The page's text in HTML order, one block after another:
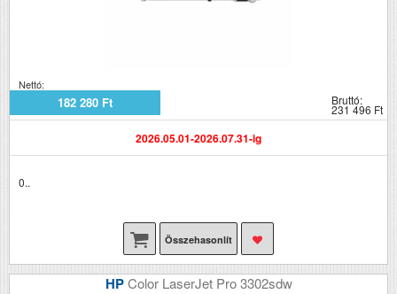
Nettó:
182 280 Ft Bruttó:
231 496 Ft
2026.05.01-2026.07.31-ig
0..
Összehasonlít
HPColor LaserJet Pro 3302sdw